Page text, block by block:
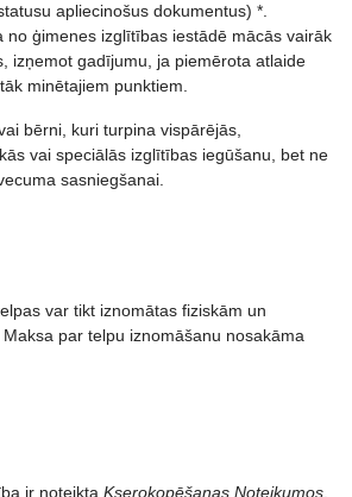
apliecinošus dokumentus) *.
no ģimenes izglītības iestādē mācās vairāk
izņemot gadījumu, ja piemērota atlaide
minētajiem punktiem.
bērni, kuri turpina vispārējās,
vai speciālās izglītības iegūšanu, bet ne
sasniegšanai.
var tikt iznomātas fiziskām un
par telpu iznomāšanu nosakāma
ir noteikta Kserokopēšanas Noteikumos